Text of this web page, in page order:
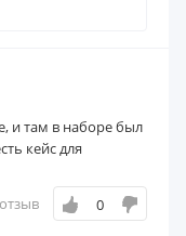
и там в наборе был
кейс для
0